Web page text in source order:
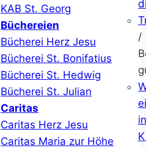
KAB St. Georg
Büchereien
Bücherei Herz Jesu
Bücherei St. Bonifatius
Bücherei St. Hedwig
Bücherei St. Julian
Caritas
Caritas Herz Jesu
Caritas Maria zur Höhe
/